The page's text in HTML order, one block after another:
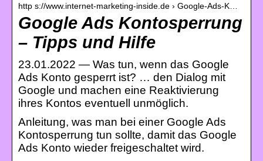
http s://www.internet-marketing-inside.de › Google-Ads-K…
Google Ads Kontosperrung
– Tipps und Hilfe
23.01.2022 — Was tun, wenn das Google
Ads Konto gesperrt ist? … den Dialog mit
Google und machen eine Reaktivierung
ihres Kontos eventuell unmöglich.
Anleitung, was man bei einer Google Ads
Kontosperrung tun sollte, damit das Google
Ads Konto wieder freigeschaltet wird.